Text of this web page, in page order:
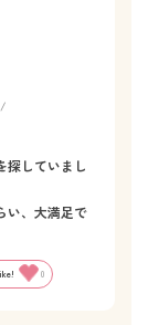
探していまし
い、大満足で
0